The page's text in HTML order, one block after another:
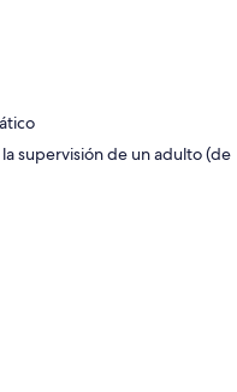
supervisión de un adulto (de